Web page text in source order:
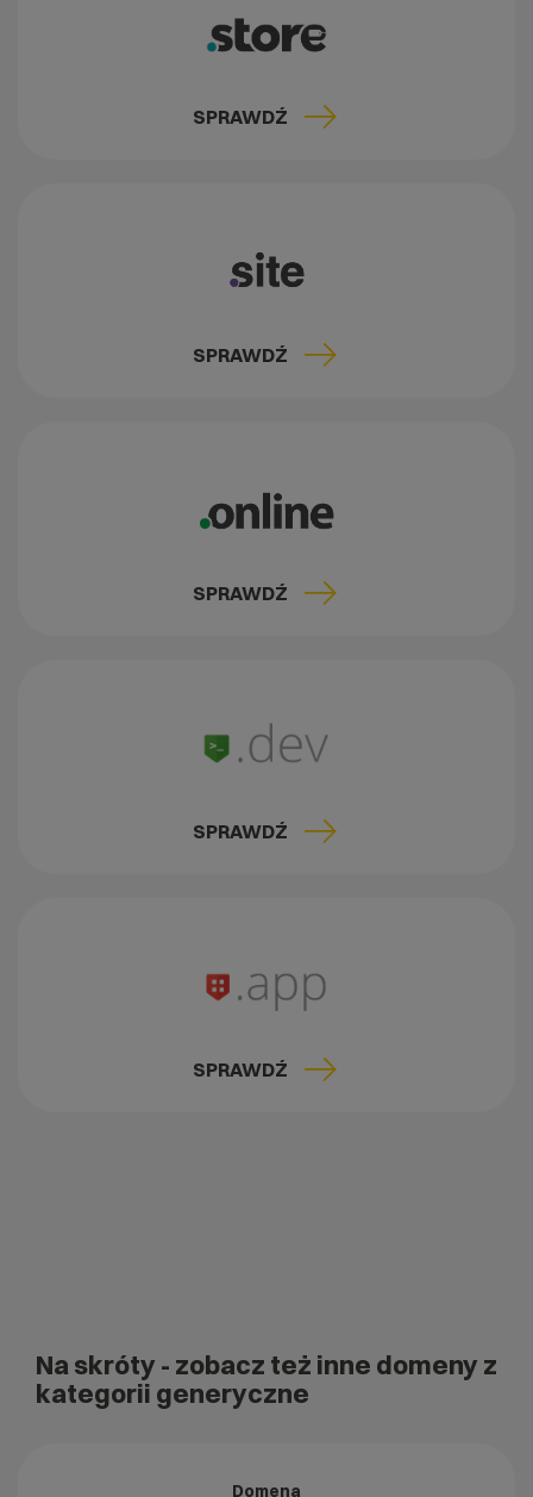
SPRAWDŹ
SPRAWDŹ
SPRAWDŹ
SPRAWDŹ
SPRAWDŹ
Na skróty - zobacz też inne domeny z
kategorii generyczne
Domena